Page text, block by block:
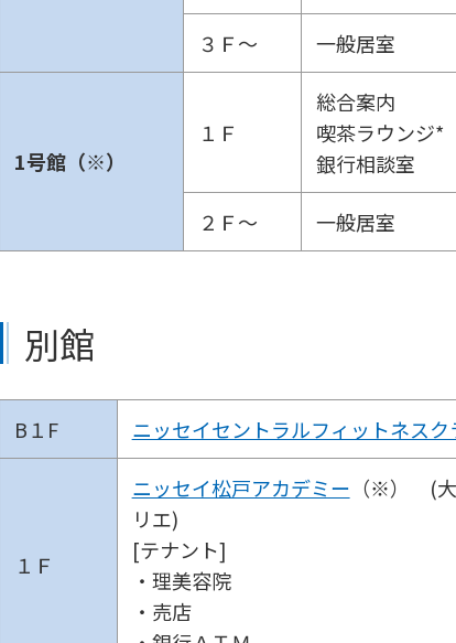
３Ｆ～ 一般居室
1号館（※）
１Ｆ
総合案内
喫茶ラウンジ*
銀行相談室
２Ｆ～ 一般居室
別館
B１F ニッセイセントラルフィットネスク
１Ｆ
ニッセイ松戸アカデミー （※） (大
リエ)
[テナント]
・理美容院
・売店